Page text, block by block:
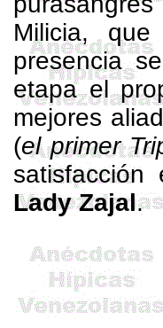
Milicia,
presencia
etapa el
mejores
(el primer
LadyZajal.